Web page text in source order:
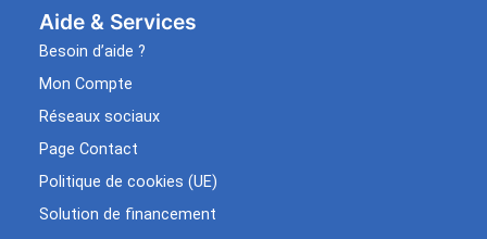
Aide & Services​
Besoin d’aide ?
Mon Compte
Réseaux sociaux
Page Contact
Politique de cookies (UE)
Solution de financement